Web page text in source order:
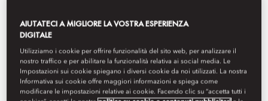
momento.
mocmo-reservations@mohg.com
AIUTATECI A MIGLIORE LA VOSTRA ESPERIENZA
DIGITALE
Utilizziamo i cookie per offrire funzionalità del sito web, per analizzare il
nostro traffico e per abilitare la funzionalità relativa ai social media. Le
Impostazioni sui cookie spiegano i diversi cookie da noi utilizzati. La nostra
Informativa sui cookie offre maggiori informazioni e spiega come
modificare le impostazioni relative ai cookie. Facendo clic su “accetta tutti i